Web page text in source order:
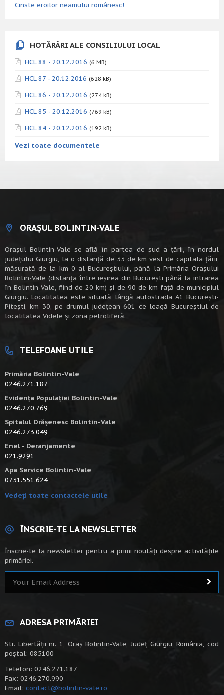
Cinste eroilor neamului românesc!
HOTĂRÂRI ALE CONSILIULUI LOCAL
HCL 88 - 20.12.2016 (6 MB)
HCL 87 - 20.12.2016 (628 kB)
HCL 86 - 20.12.2016 (274 kB)
HCL 85 - 20.12.2016 (769 kB)
HCL 84 - 20.12.2016 (192 kB)
Vezi toate documentele
ORAȘUL BOLINTIN-VALE
Oraşul Bolintin-Vale se află în partea de sud a ţării, în nordul
judeţului Giurgiu, la o distanţă de 33 de km vest de capitala țării,
măsurată de la km 0 al Bucureștiului, până la Primăria Orașului
Bolintin-Vale (distanța între ieșirea din București până la intrarea
în Bolintin-Vale, fiind de 20 km) şi de 90 de km faţă de municipiul
Giurgiu. Localitatea este situată lângă autostrada A1 Bucureşti-
Piteşti, km 30, pe drumul judeţean 601 ce leagă Bucureştiul de
localitatea Videle şi zona petroliferă.
TELEFOANE UTILE
Primăria Bolintin-Vale
0246.271.187
Evidența Populației Bolintin-Vale
0246.270.769
Spitalul Orășenesc Bolintin-Vale
0246.273.049
Enel - Deranjamente
021.9291
Apa Service Bolintin-Vale
0731.551.624
Vedeți toate contactele utile
ÎNSCRIE-TE LA NEWSLETTER
Înscrie-te la newsletter pentru a primi noutăți despre activitățile
primăriei.
ADRESA PRIMĂRIEI
Str. Libertății nr. 1, Oraș Bolintin-Vale, Județ Giurgiu, România, cod
poștal: 085100
Telefon: 0246.271.187
Fax: 0246.270.990
Email: contact@bolintin-vale.ro